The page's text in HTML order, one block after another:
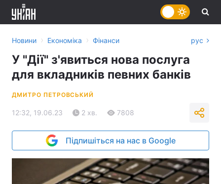
Новини › Економіка › Фінанси рус
У "Дії" з'явиться нова послуга
для вкладників певних банків
ДМИТРО ПЕТРОВСЬКИЙ
12:32, 19.06.23 2 хв. 7808
Підпишіться на нас в Google